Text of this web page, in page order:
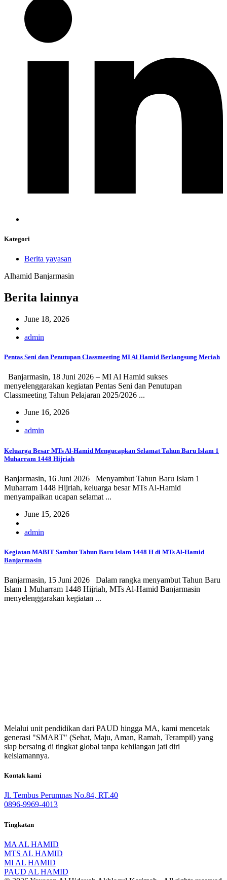
Kategori
Berita yayasan
Alhamid Banjarmasin
Berita lainnya
June 18, 2026
admin
Pentas Seni dan Penutupan Classmeeting MI Al Hamid Berlangsung Meriah
Banjarmasin, 18 Juni 2026 – MI Al Hamid sukses
menyelenggarakan kegiatan Pentas Seni dan Penutupan
Classmeeting Tahun Pelajaran 2025/2026 ...
June 16, 2026
admin
Keluarga Besar MTs Al-Hamid Mengucapkan Selamat Tahun Baru Islam 1
Muharram 1448 Hijriah
Banjarmasin, 16 Juni 2026 Menyambut Tahun Baru Islam 1
Muharram 1448 Hijriah, keluarga besar MTs Al-Hamid
menyampaikan ucapan selamat ...
June 15, 2026
admin
Kegiatan MABIT Sambut Tahun Baru Islam 1448 H di MTs Al-Hamid
Banjarmasin
Banjarmasin, 15 Juni 2026 Dalam rangka menyambut Tahun Baru
Islam 1 Muharram 1448 Hijriah, MTs Al-Hamid Banjarmasin
menyelenggarakan kegiatan ...
Melalui unit pendidikan dari PAUD hingga MA, kami mencetak
generasi "SMART" (Sehat, Maju, Aman, Ramah, Terampil) yang
siap bersaing di tingkat global tanpa kehilangan jati diri
keislamannya.
Kontak kami
Jl. Tembus Perumnas No.84, RT.40
0896-9969-4013
Tingkatan
MA AL HAMID
MTS AL HAMID
MI AL HAMID
PAUD AL HAMID